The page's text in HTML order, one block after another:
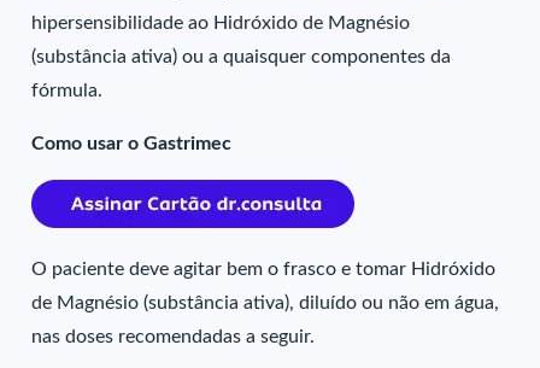
hipersensibilidade ao Hidróxido de Magnésio
(substância ativa) ou a quaisquer componentes da
fórmula.
Como usar o Gastrimec
O paciente deve agitar bem o frasco e tomar Hidróxido
de Magnésio (substância ativa), diluído ou não em água,
nas doses recomendadas a seguir.